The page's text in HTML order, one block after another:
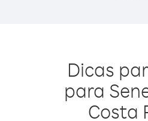
Dicas
para
Costa